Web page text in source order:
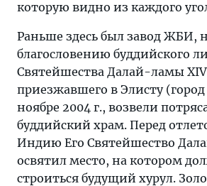
которую видно из каждого
Раньше здесь был завод ЖБИ,
благословению буддийского
Святейшества Далай-ламы
приезжавшего в Элисту
ноябре 2004 г., возвели
буддийский храм. Перед
Индию Его Святейшество
освятил место, на котором
строиться будущий хурул.